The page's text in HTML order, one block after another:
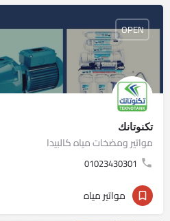
تكنوتانك
مواتير ومضخات مياه كالبيدا
01023430301
OPEN
مواتير مياه